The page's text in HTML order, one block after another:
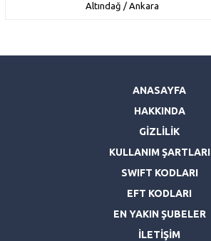
Altındağ / Ankara
ANASAYFA
HAKKINDA
GİZLİLİK
KULLANIM ŞARTLARI
SWIFT KODLARI
EFT KODLARI
EN YAKIN ŞUBELER
İLETİŞİM